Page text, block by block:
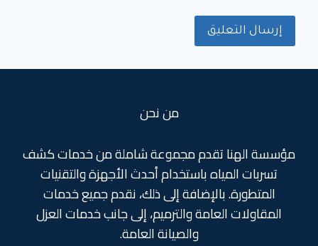
من نحن
مؤسسة الهنا تقدم مجموعة شاملة من خدمات كشف
تسربات المياه باستخدام أحدث الأجهزة والتقنيات
المتطورة. بالإضافة إلى ذلك، نقدم جميع خدمات
المقاولات العامة والترميم، إلى جانب خدمات العزل
والصيانة العامة.